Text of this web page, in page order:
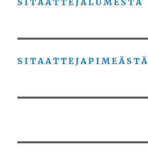
S I T A A T T E J A L U M E S T A
S I T A A T T E J A P I M E Ä S T Ä